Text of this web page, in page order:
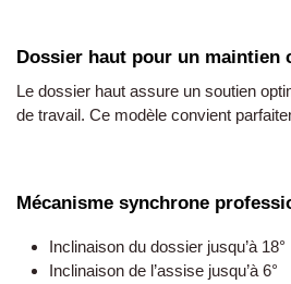
Dossier haut pour un maintien
Le dossier haut assure un soutien
de travail. Ce modèle convient
Mécanisme synchrone
Inclinaison du dossier jusqu’à 18°
Inclinaison de l’assise jusqu’à 6°